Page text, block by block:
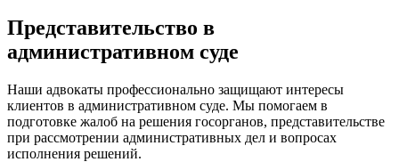
Представительство в
административном суде
Наши адвокаты профессионально защищают интересы
клиентов в административном суде. Мы помогаем в
подготовке жалоб на решения госорганов, представительстве
при рассмотрении административных дел и вопросах
исполнения решений.